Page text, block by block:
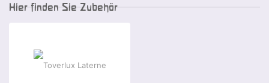
Hier finden Sie Zubehör
-8 %